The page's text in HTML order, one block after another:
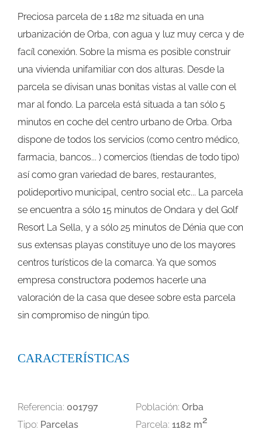
Preciosa parcela de 1.182 m2 situada en una
urbanización de Orba, con agua y luz muy cerca y de
facíl conexión. Sobre la misma es posible construir
una vivienda unifamiliar con dos alturas. Desde la
parcela se divisan unas bonitas vistas al valle con el
mar al fondo. La parcela está situada a tan sólo 5
minutos en coche del centro urbano de Orba. Orba
dispone de todos los servicios (como centro médico,
farmacia, bancos... ) comercios (tiendas de todo tipo)
así como gran variedad de bares, restaurantes,
polideportivo municipal, centro social etc... La parcela
se encuentra a sólo 15 minutos de Ondara y del Golf
Resort La Sella, y a sólo 25 minutos de Dénia que con
sus extensas playas constituye uno de los mayores
centros turísticos de la comarca. Ya que somos
empresa constructora podemos hacerle una
valoración de la casa que desee sobre esta parcela
sin compromiso de ningún tipo.
CARACTERÍSTICAS
Referencia: 001797
Tipo: Parcelas
Población: Orba
Parcela: 1182 m2